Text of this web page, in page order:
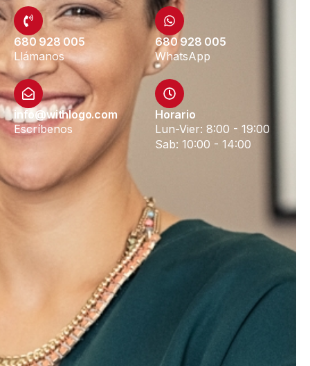
680 928 005
Llámanos
680 928 005
WhatsApp
info@withlogo.com
Escríbenos
Horario
Lun-Vier: 8:00 - 19:00
Sab: 10:00 - 14:00